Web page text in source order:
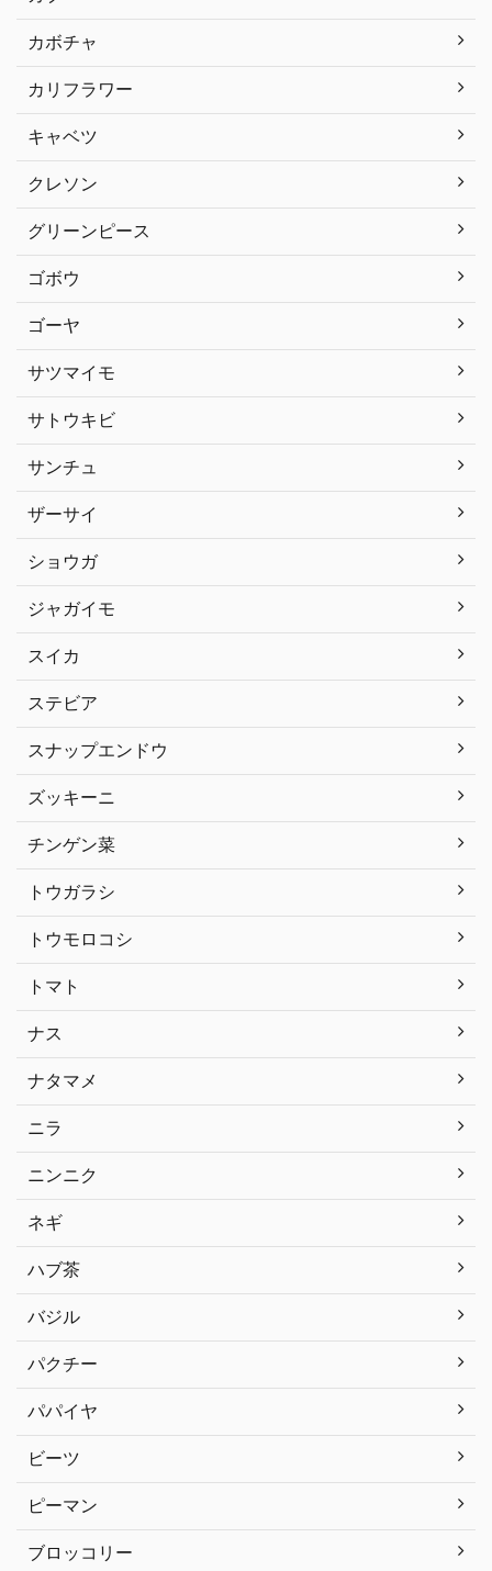
カボチャ
カリフラワー
キャベツ
クレソン
グリーンピース
ゴボウ
ゴーヤ
サツマイモ
サトウキビ
サンチュ
ザーサイ
ショウガ
ジャガイモ
スイカ
ステビア
スナップエンドウ
ズッキーニ
チンゲン菜
トウガラシ
トウモロコシ
トマト
ナス
ナタマメ
ニラ
ニンニク
ネギ
ハブ茶
バジル
パクチー
パパイヤ
ビーツ
ピーマン
ブロッコリー